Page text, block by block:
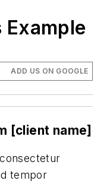
ADD US ON GOOGLE
[client name]
tempor